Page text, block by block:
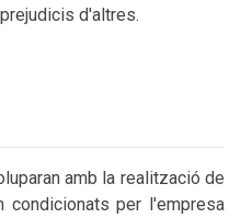
d'altres.
amb la realització de
condicionats per l'empresa